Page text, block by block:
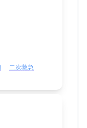
二次救急